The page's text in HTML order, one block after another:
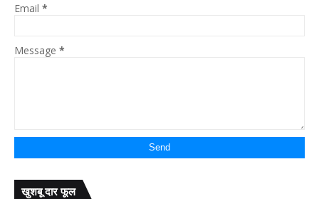
Email *
Message *
खुशबू दार फूल